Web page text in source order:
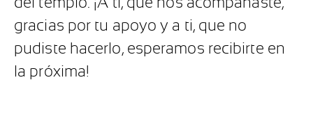
gracias por tu apoyo y a ti, que no
pudiste hacerlo, esperamos recibirte en
la próxima!